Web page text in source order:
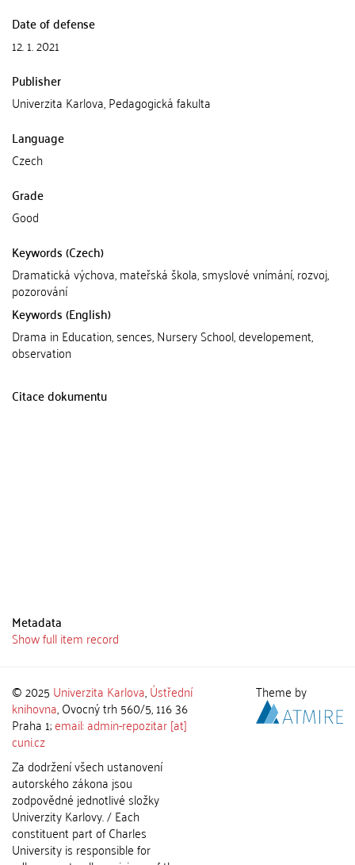
Date of defense
12. 1. 2021
Publisher
Univerzita Karlova, Pedagogická fakulta
Language
Czech
Grade
Good
Keywords (Czech)
Dramatická výchova, mateřská škola, smyslové vnímání, rozvoj,
pozorování
Keywords (English)
Drama in Education, sences, Nursery School, developement,
observation
Citace dokumentu
Metadata
Show full item record
© 2025 Univerzita Karlova,Ústřední
knihovna, Ovocný trh 560/5, 116 36
Praha 1;email: admin-repozitar [at]
cuni.cz
Za dodržení všech ustanovení
autorského zákona jsou
zodpovědné jednotlivé složky
Univerzity Karlovy. / Each
constituent part of Charles
University is responsible for
Theme by